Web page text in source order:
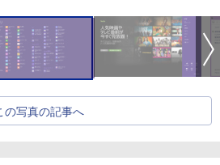
の写真の記事へ